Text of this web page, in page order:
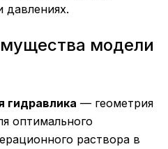
давлениях.
модели
гидравлика — геометрия
оптимального
раствора в